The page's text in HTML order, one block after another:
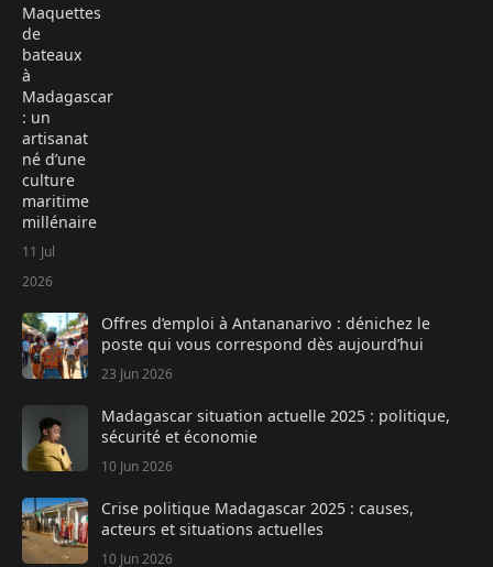
Maquettes
de
bateaux
à
Madagascar
: un
artisanat
né d’une
culture
maritime
millénaire
11 Jul
2026
Offres d’emploi à Antananarivo : dénichez le
poste qui vous correspond dès aujourd’hui
23 Jun 2026
Madagascar situation actuelle 2025 : politique,
sécurité et économie
10 Jun 2026
Crise politique Madagascar 2025 : causes,
acteurs et situations actuelles
10 Jun 2026